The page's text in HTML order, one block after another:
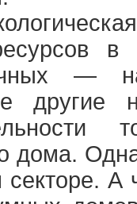
—
другие
дома.
секторе.